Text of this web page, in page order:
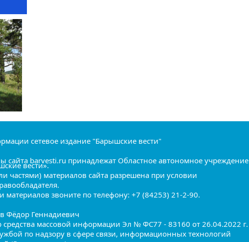
сетевое издание "Барышские вести"
сайта barvesti.ru принадлежат Областное автономное учреждение
вести».
частями) материалов сайта разрешена при условии
материалов звоните по телефону: +7 (84253) 21-2-90.
Фёдор Геннадиевич
массовой информации Эл № ФС77 - 83160 от 26.04.2022 г.
по надзору в сфере связи, информационных технологий